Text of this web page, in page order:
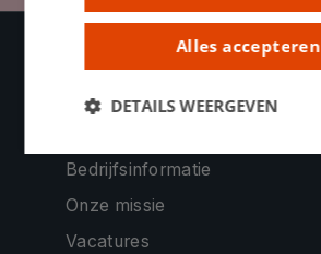
OVER DE BANIER
Bedrijfsinformatie
Onze missie
Vacatures
Alles accepteren
DETAILS WEERGEVEN